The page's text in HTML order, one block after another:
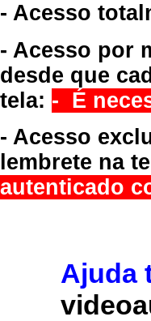
- Acesso
- Acesso por
desde que
tela: - É
- Acesso
lembrete na
autenticado
Ajuda